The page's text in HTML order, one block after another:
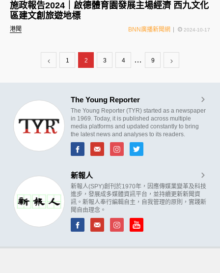
港聞
施政報告2024｜啟德體育園發展主場經濟 西九文化
區建文創旅遊地標
BNN廣播新聞網 2024-10-17
1 2 3 4 … 9
The Young Reporter
The Young Reporter (TYR) started as a newspaper
in 1969. Today, it is published across multiple
media platforms and updated constantly to bring
the latest news and analyses to its readers.
新報人
新報人(SPY)創刊於1970年，因應傳媒業變革及科技
進步，發展成多媒體資訊平台，並持續更新新聞資
訊。新報人奉行編輯自主，自我管理的原則，實踐新
聞自由理念。